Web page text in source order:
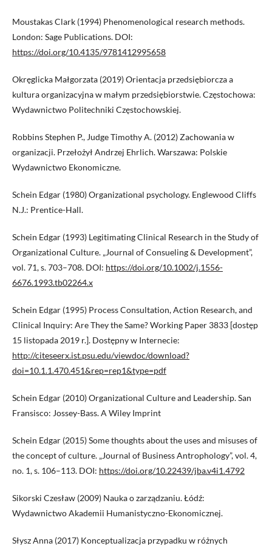
Moustakas Clark (1994) Phenomenological research methods.
London: Sage Publications. DOI:
https://doi.org/10.4135/9781412995658
Okręglicka Małgorzata (2019) Orientacja przedsiębiorcza a
kultura organizacyjna w małym przedsiębiorstwie. Częstochowa:
Wydawnictwo Politechniki Częstochowskiej.
Robbins Stephen P., Judge Timothy A. (2012) Zachowania w
organizacji. Przełożył Andrzej Ehrlich. Warszawa: Polskie
Wydawnictwo Ekonomiczne.
Schein Edgar (1980) Organizational psychology. Englewood Cliffs
N.J.: Prentice-Hall.
Schein Edgar (1993) Legitimating Clinical Research in the Study of
Organizational Culture. „Journal of Consueling & Development”,
vol. 71, s. 703–708. DOI: https://doi.org/10.1002/j.1556-
6676.1993.tb02264.x
Schein Edgar (1995) Process Consultation, Action Research, and
Clinical Inquiry: Are They the Same? Working Paper 3833 [dostęp
15 listopada 2019 r.]. Dostępny w Internecie:
http://citeseerx.ist.psu.edu/viewdoc/download?
doi=10.1.1.470.451&rep=rep1&type=pdf
Schein Edgar (2010) Organizational Culture and Leadership. San
Fransisco: Jossey-Bass. A Wiley Imprint
Schein Edgar (2015) Some thoughts about the uses and misuses of
the concept of culture. „Journal of Business Antrophology”, vol. 4,
no. 1, s. 106–113. DOI: https://doi.org/10.22439/jba.v4i1.4792
Sikorski Czesław (2009) Nauka o zarządzaniu. Łódź:
Wydawnictwo Akademii Humanistyczno-Ekonomicznej.
Słysz Anna (2017) Konceptualizacja przypadku w różnych